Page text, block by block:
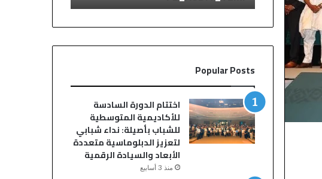
E
Popular Posts
اختتام الدورة السادسة
للأكاديمية المتوسطية
للشباب بأصيلة: نداء شبابي
لتعزيز الدبلوماسية متعددة
الأبعاد والسيادة الرقمية
منذ 3 أسابيع